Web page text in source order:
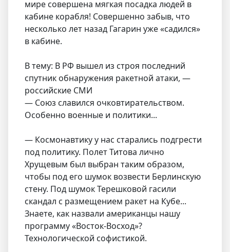
мире совершена мягкая посадка людей в
кабине корабля! Совершенно забыв, что
несколько лет назад Гагарин уже «садился»
в кабине.
В тему: В РФ вышел из строя последний
спутник обнаружения ракетной атаки, —
российские СМИ
— Союз славился очковтирательством.
Особенно военные и политики...
— Космонавтику у нас старались подгрести
под политику. Полет Титова лично
Хрущевым был выбран таким образом,
чтобы под его шумок возвести Берлинскую
стену. Под шумок Терешковой гасили
скандал с размещением ракет на Кубе...
Знаете, как назвали американцы нашу
программу «Восток-Восход»?
Технологической софистикой.